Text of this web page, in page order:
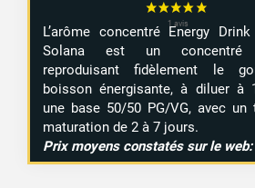
L’arôme concentré Energy
Solana est un concentré
reproduisant fidèlement le
boisson énergisante, à diluer à
une base 50/50 PG/VG, avec un
maturation de 2 à 7 jours.
Prix moyens constatés sur le